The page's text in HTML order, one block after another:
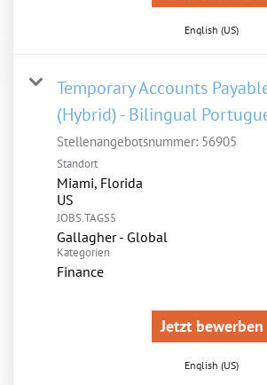
English (US)
Temporary Accounts
(Hybrid) - Bilingual
Stellenangebotsnummer: 56905
Standort
Miami, Florida
JOBS.TAGS5
Gallagher - Global
Kategorien
Finance
Jetzt bewerben
English (US)